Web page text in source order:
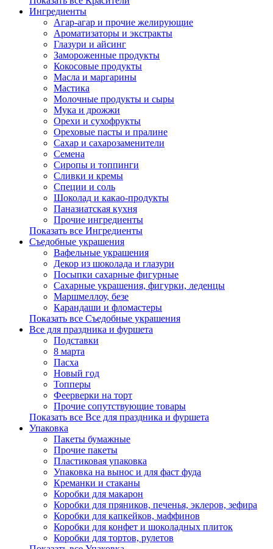
Ингредиенты
Агар-агар и прочие желирующие
Ароматизаторы и экстракты
Глазури и айсинг
Замороженные продукты
Кокосовые продукты
Масла и маргарины
Мастика
Молочные продукты и сыры
Мука и дрожжи
Орехи и сухофрукты
Ореховые пасты и пралине
Сахар и сахарозаменители
Семена
Сиропы и топпинги
Сливки и кремы
Специи и соль
Шоколад и какао-продукты
Паназиатская кухня
Прочие ингредиенты
Показать все Ингредиенты
Съедобные украшения
Вафельные украшения
Декор из шоколада и глазури
Посыпки сахарные фигурные
Сахарные украшения, фигурки, леденцы
Маршмеллоу, безе
Карандаши и фломастеры
Показать все Съедобные украшения
Все для праздника и фуршета
Подставки
8 марта
Пасха
Новый год
Топперы
Феерверки на торт
Прочие сопутствующие товары
Показать все Все для праздника и фуршета
Упаковка
Пакеты бумажные
Прочие пакеты
Пластиковая упаковка
Упаковка на вынос и для фаст фуда
Креманки и стаканы
Коробки для макарон
Коробки для пряников, печенья, эклеров, зефира
Коробки для капкейков, маффинов
Коробки для конфет и шоколадных плиток
Коробки для тортов, рулетов